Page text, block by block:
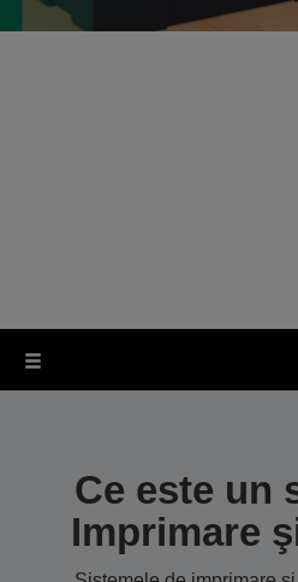
Ce este un
Imprimare